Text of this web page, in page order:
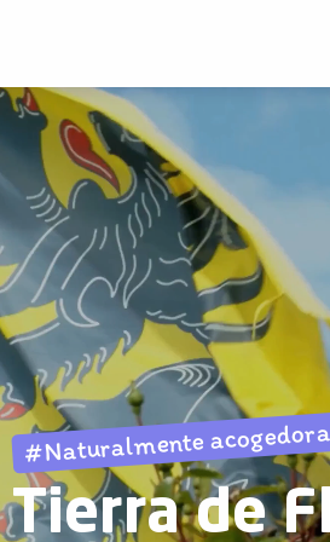
principal
#Naturalmente
Tierra de